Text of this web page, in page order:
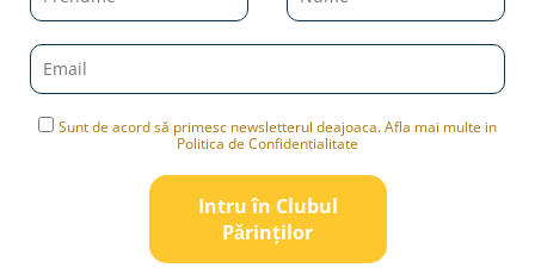
Sunt de acord să primesc newsletterul deajoaca. Afla mai multe in
Politica de Confidentialitate
Intru în Clubul
Pǎrinților